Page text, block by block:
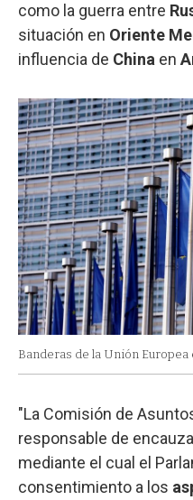
como la guerra entre
situación en Oriente
influencia de China en
Banderas de la Unión Europea
"La Comisión de
responsable de
mediante el cual el
consentimiento a los